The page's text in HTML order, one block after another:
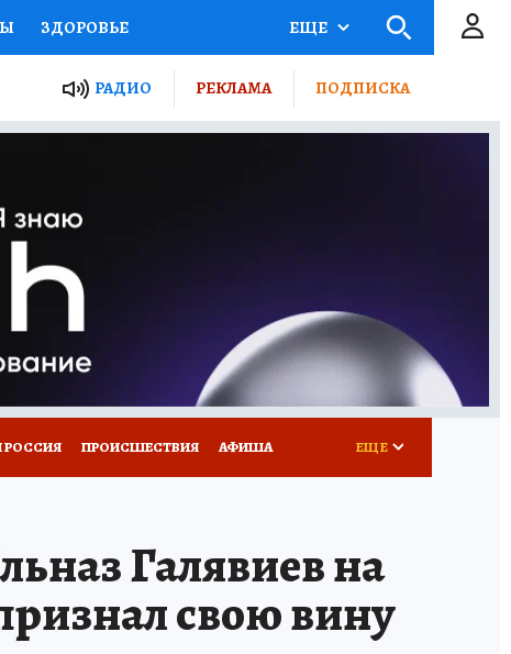
ЗДОРОВЬЕ
РОССИИ
ПУТЕВОДИТЕЛЬ
ГИД ПОТРЕБИТЕЛЯ
ЕЩЕ
РАДИО РЕКЛАМА ПОДПИСКА
РОССИЯ ПРОИСШЕСТВИЯ АФИША ЕЩЕ
Галявиев на
свою вину